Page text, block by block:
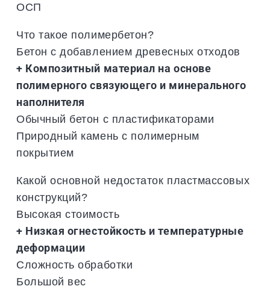
ОСП
Что такое полимербетон?
Бетон с добавлением древесных отходов
+ Композитный материал на основе
полимерного связующего и минерального
наполнителя
Обычный бетон с пластификаторами
Природный камень с полимерным
покрытием
Какой основной недостаток пластмассовых
конструкций?
Высокая стоимость
+ Низкая огнестойкость и температурные
деформации
Сложность обработки
Большой вес